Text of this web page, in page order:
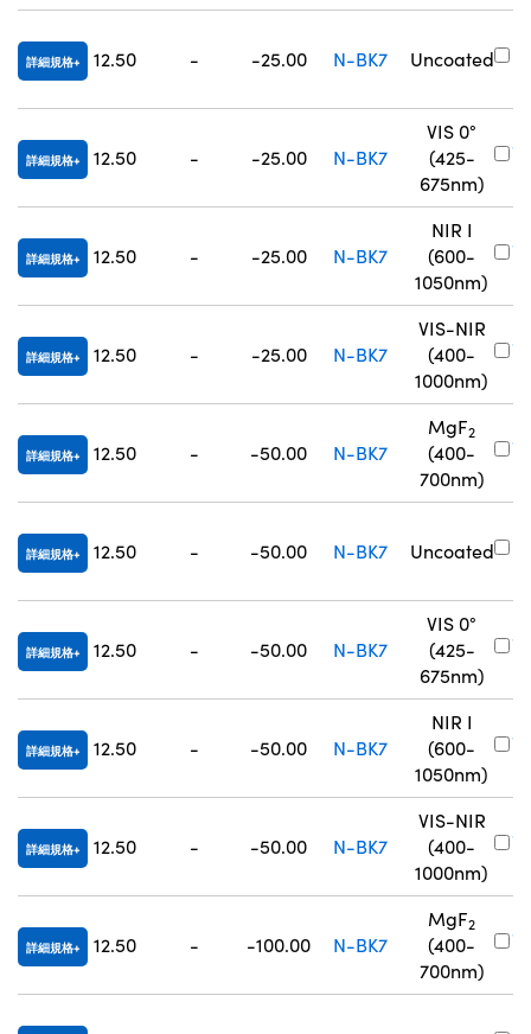
詳細規格 12.50 - -25.00 N-BK7 Uncoated
詳細規格 12.50 - -25.00 N-BK7
VIS 0°
(425-
675nm)
詳細規格 12.50 - -25.00 N-BK7
NIR I
(600-
1050nm)
詳細規格 12.50 - -25.00 N-BK7
VIS-NIR
(400-
1000nm)
詳細規格 12.50 - -50.00 N-BK7
MgF2
(400-
700nm)
詳細規格 12.50 - -50.00 N-BK7 Uncoated
詳細規格 12.50 - -50.00 N-BK7
VIS 0°
(425-
675nm)
詳細規格 12.50 - -50.00 N-BK7
NIR I
(600-
1050nm)
詳細規格 12.50 - -50.00 N-BK7
VIS-NIR
(400-
1000nm)
詳細規格 12.50 - -100.00 N-BK7
MgF2
(400-
700nm)